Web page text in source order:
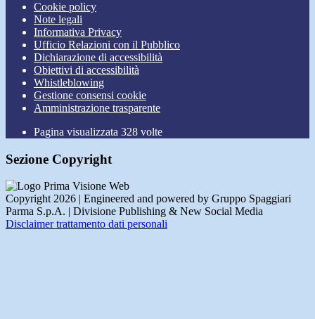
Cookie policy
Note legali
Informativa Privacy
Ufficio Relazioni con il Pubblico
Dichiarazione di accessibilità
Obiettivi di accessibilità
Whistleblowing
Gestione consensi cookie
Amministrazione trasparente
Pagina visualizzata 328 volte
Sezione Copyright
Copyright 2026 | Engineered and powered by Gruppo Spaggiari
Parma S.p.A. | Divisione Publishing & New Social Media
Disclaimer trattamento dati personali